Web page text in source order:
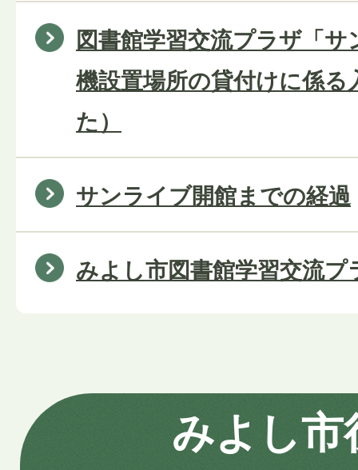
図書館学習交流プラザ「
機設置場所の貸付けに係
た）
サンライブ開館までの経過
みよし市図書館学習交流プ
みよし市